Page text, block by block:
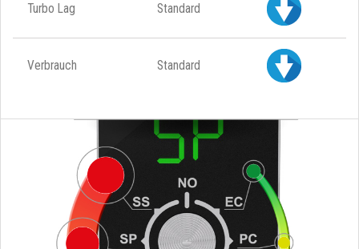
Turbo Lag Standard
Verbrauch Standard